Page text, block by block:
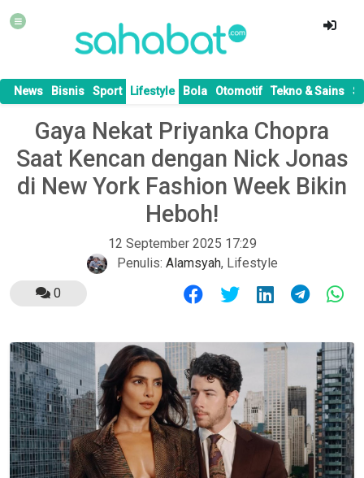
News Bisnis Sport Lifestyle Bola Otomotif Tekno & Sains
Gaya Nekat Priyanka Chopra
Saat Kencan dengan Nick Jonas
di New York Fashion Week Bikin
Heboh!
12 September 2025 17:29
Penulis: Alamsyah, Lifestyle
0